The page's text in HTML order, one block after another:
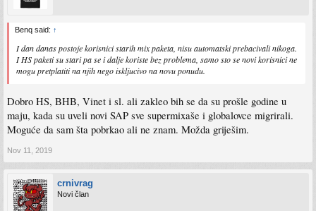
Benq said: ↑
I dan danas postoje korisnici starih mix paketa, nisu automatski prebacivali nikoga.
I HS paketi su stari pa se i dalje koriste bez problema, samo sto se novi korisnici ne
mogu pretplatiti na njih nego iskljucivo na novu ponudu.
Dobro HS, BHB, Vinet i sl. ali zakleo bih se da su prošle godine u
maju, kada su uveli novi SAP sve supermixaše i globalovce migrirali.
Moguće da sam šta pobrkao ali ne znam. Možda griješim.
Nov 11, 2019
crnivrag
Novi član